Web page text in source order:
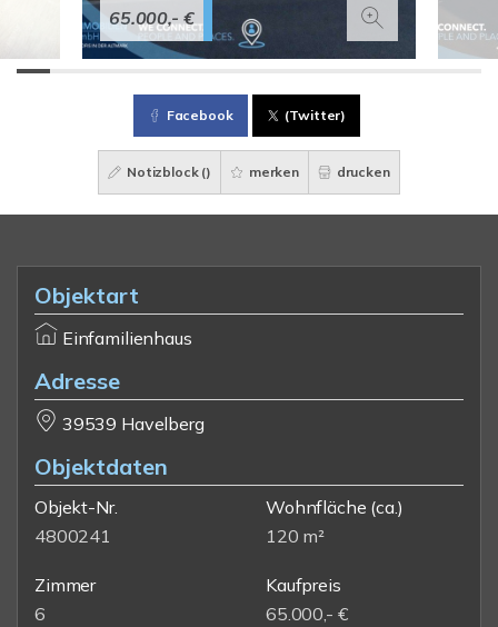
65.000,- €
Facebook (Twitter)
Notizblock () merken drucken
Objektart
Einfamilienhaus
Adresse
39539 Havelberg
Objektdaten
Objekt-Nr.
4800241
Wohnfläche (ca.)
120 m²
Zimmer
6
Kaufpreis
65.000,- €